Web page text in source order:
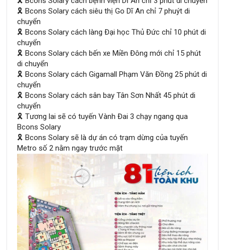
🎗 Bcons Solary cách siêu thị Go Dĩ An chỉ 7 phuýt di
chuyển
🎗 Bcons Solary cách làng Đại học Thủ Đức chỉ 10 phút di
chuyển
🎗 Bcons Solary cách bến xe Miền Đông mới chỉ 15 phút
di chuyển
🎗 Bcons Solary cách Gigamall Phạm Văn Đồng 25 phút di
chuyển
🎗 Bcons Solary cách sân bay Tân Sơn Nhất 45 phút di
chuyển
🎗 Tương lai sẽ có tuyến Vành Đai 3 chạy ngang qua
Bcons Solary
🎗 Bcons Solary sẽ là dự án có trạm dừng của tuyến
Metro số 2 nằm ngay trước mặt